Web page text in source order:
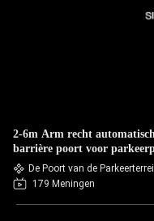
2-6m Arm recht
barrière poort voor
De Poort van de
179 Meningen